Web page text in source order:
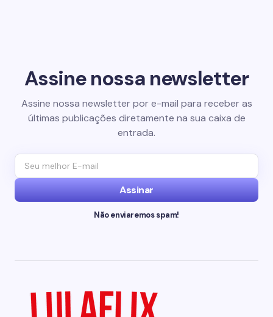
Assine nossa newsletter
Assine nossa newsletter por e-mail para receber as
últimas publicações diretamente na sua caixa de
entrada.
Assinar
Não enviaremos spam!